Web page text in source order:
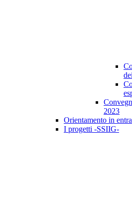
2023
Orientamento in
I progetti -SSIIG-